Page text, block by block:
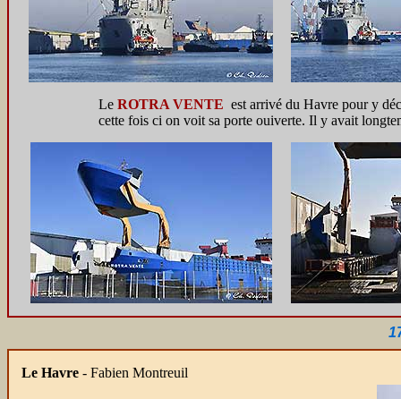
Le ROTRA VENTE est arrivé du Havre pour y
cette fois ci on voit sa porte ouiverte. Il y avait
Le Havre - Fabien Montreuil